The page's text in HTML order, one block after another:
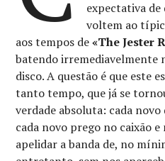
expectativa de
voltem ao
aos tempos de«The Jester
batendo irremediavelmente
disco. A questão é que este
tanto tempo, que já se
verdade absoluta: cada
cada novo prego no caixão
apelidar a banda de, no